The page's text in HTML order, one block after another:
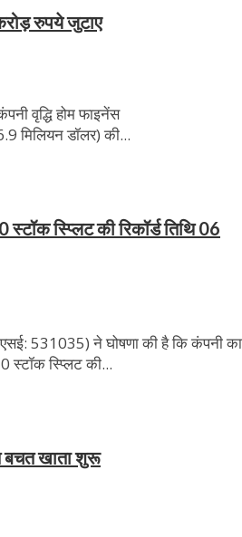
रुपये जुटाए
वृद्धि होम फाइनेंस
मिलियन डॉलर) की...
स्प्लिट की रिकॉर्ड तिथि 06
531035) ने घोषणा की है कि कंपनी का
स्टॉक स्प्लिट की...
बचत खाता शुरू